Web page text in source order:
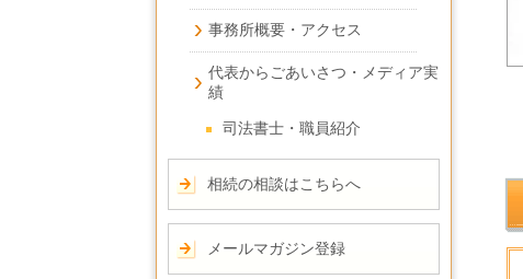
事務所概要・アクセス
代表からごあいさつ・メディア実
績
司法書士・職員紹介
相続の相談はこちらへ
メールマガジン登録